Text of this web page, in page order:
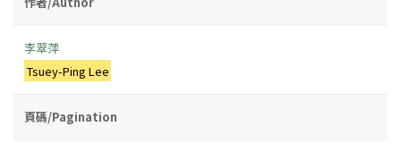
李翠萍
Tsuey-Ping Lee
頁碼/Pagination